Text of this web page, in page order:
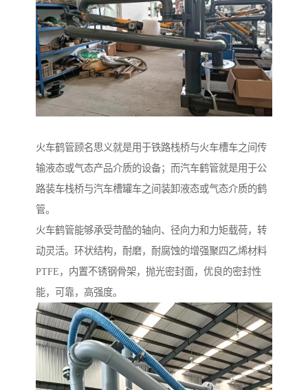
火车鹤管顾名思义就是用于铁路栈桥与火车槽车之间传
输液态或气态产品介质的设备；而汽车鹤管就是用于公
路装车栈桥与汽车槽罐车之间装卸液态或气态介质的鹤
管。
火车鹤管能够承受苛酷的轴向、径向力和力矩载荷，转
动灵活。环状结构，耐磨，耐腐蚀的增强聚四乙烯材料
PTFE，内置不锈钢骨架，抛光密封面，优良的密封性
能，可靠，高强度。